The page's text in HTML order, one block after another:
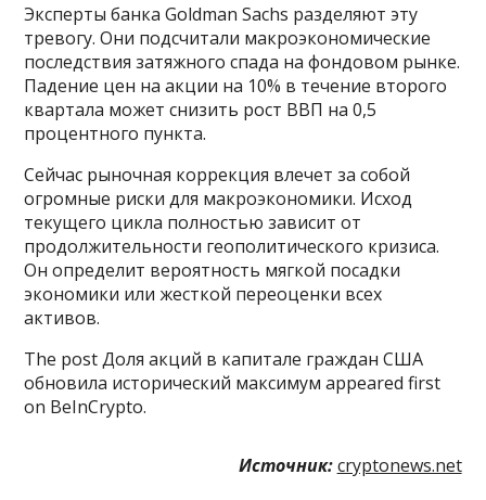
Эксперты банка Goldman Sachs разделяют эту
тревогу. Они подсчитали макроэкономические
последствия затяжного спада на фондовом рынке.
Падение цен на акции на 10% в течение второго
квартала может снизить рост ВВП на 0,5
процентного пункта.
Сейчас рыночная коррекция влечет за собой
огромные риски для макроэкономики. Исход
текущего цикла полностью зависит от
продолжительности геополитического кризиса.
Он определит вероятность мягкой посадки
экономики или жесткой переоценки всех
активов.
The post Доля акций в капитале граждан США
обновила исторический максимум appeared first
on BeInCrypto.
Источник: cryptonews.net